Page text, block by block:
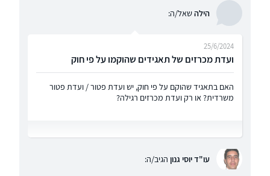
הילהשאל/ה:
ועדת מכרזים של תאגידים שהוקמו על פי חוק
25/6/2024
האם בתאגיד שהוקם על פי חוק, יש ועדת פטור / ועדת פטור
משרדית? או רק ועדת מכרזים רגילה?
עו"ד יוסי גנון הגיב/ה: